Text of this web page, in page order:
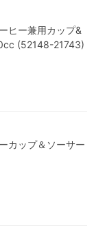
ヒー兼用カップ&
(52148-21743)
カップ＆ソーサー